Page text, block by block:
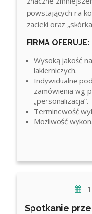
powstających na
zacieki oraz
FIRMA OFERUJE:
Wysoką jakość
lakierniczych.
Indywidualne
zamówienia wg
„personalizacja”.
Terminowość
Możliwość
Spotkanie